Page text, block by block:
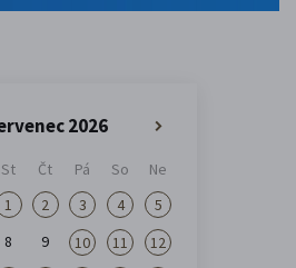
2026
»
St Čt Pá So
Ne
1
2 3 4
5
8 9 10 11
12